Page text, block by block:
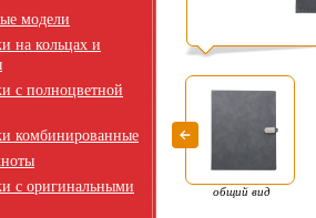
модели
на кольцах и
с полноцветной
комбинированные
с оригинальными
общий вид